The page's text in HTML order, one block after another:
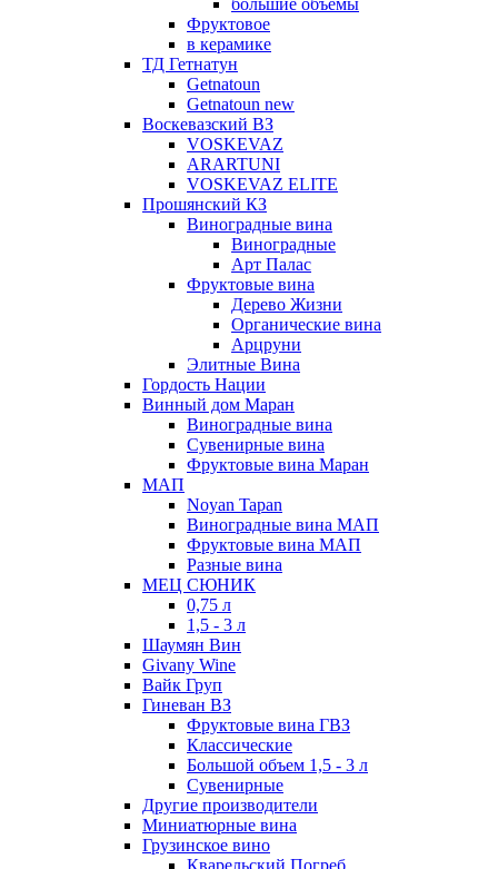
большие объемы
Фруктовое
в керамике
ТД Гетнатун
Getnatoun
Getnatoun new
Воскевазский ВЗ
VOSKEVAZ
ARARTUNI
VOSKEVAZ ELITE
Прошянский КЗ
Виноградные вина
Виноградные
Арт Палас
Фруктовые вина
Дерево Жизни
Органические вина
Арцруни
Элитные Вина
Гордость Нации
Винный дом Маран
Виноградные вина
Сувенирные вина
Фруктовые вина Маран
МАП
Noyan Tapan
Виноградные вина МАП
Фруктовые вина МАП
Разные вина
МЕЦ СЮНИК
0,75 л
1,5 - 3 л
Шаумян Вин
Givany Wine
Вайк Груп
Гиневан ВЗ
Фруктовые вина ГВЗ
Классические
Большой объем 1,5 - 3 л
Сувенирные
Другие производители
Миниатюрные вина
Грузинское вино
Кварельский Погреб